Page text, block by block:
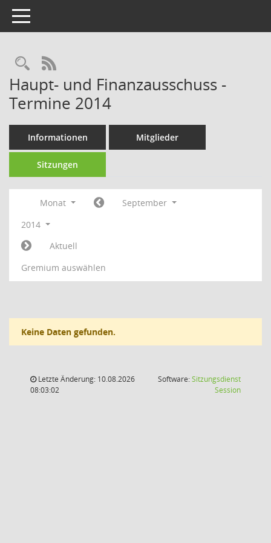
Toggle navigation
Rechercheauswahl
RSS-Feed
Haupt- und Finanzausschuss -
Termine 2014
Informationen Mitglieder
Sitzungen
Monat
September
2014
Aktuell
Gremium auswählen
Keine Daten gefunden.
Letzte Änderung: 10.08.2026
08:03:02
Software:Sitzungsdienst
Session(Wird in